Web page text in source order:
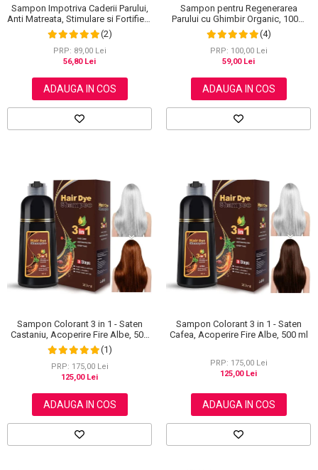
Sampon Impotriva Caderii Parului,
Anti Matreata, Stimulare si Fortifiere
cu Rozmarin Organic, 100% Natural,
Aliver 60 g
(2)
PRP: 89,00 Lei
56,80 Lei
ADAUGA IN COS
Sampon pentru Regenerarea
Parului cu Ghimbir Organic, 100%
Natural, 60 g(4)
PRP: 100,00 Lei
59,00 Lei
ADAUGA IN COS
Sampon Colorant 3 in 1 - Saten
Castaniu, Acoperire Fire Albe, 500
ml
(1)
PRP: 175,00 Lei
125,00 Lei
ADAUGA IN COS
Sampon Colorant 3 in 1 - Saten
Cafea, Acoperire Fire Albe, 500 ml
PRP: 175,00 Lei
125,00 Lei
ADAUGA IN COS